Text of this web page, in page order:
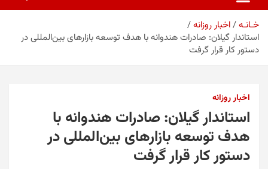
خـانـه
اخبار روزانه
استاندار گیلان: صادرات هندوانه با هدف توسعه بازارهای بین‌المللی در
دستور کار قرار گرفت
اخبار روزانه
استاندار گیلان: صادرات هندوانه با
هدف توسعه بازارهای بین‌المللی در
دستور کار قرار گرفت